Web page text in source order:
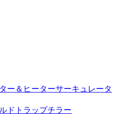
ー＆ヒーターサーキュレータ
ドトラップチラー